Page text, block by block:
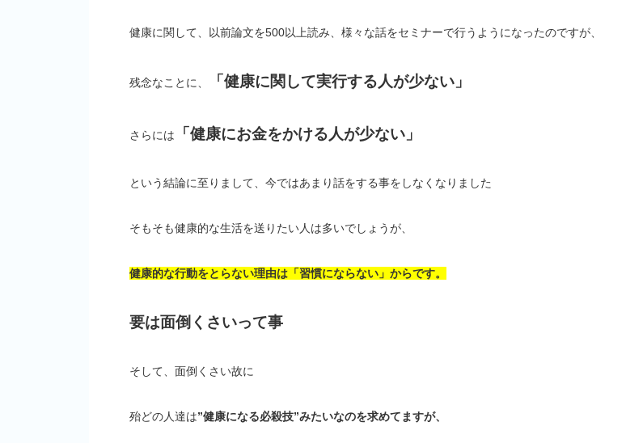
健康に関して、以前論文を500以上読み、様々な話をセミナーで行うようになったのですが、
残念なことに、 「健康に関して実行する人が少ない」
さらには 「健康にお金をかける人が少ない」
という結論に至りまして、今ではあまり話をする事をしなくなりました
そもそも健康的な生活を送りたい人は多いでしょうが、
健康的な行動をとらない理由は「習慣にならない」からです。
要は面倒くさいって事
そして、面倒くさい故に
殆どの人達は”健康になる必殺技”みたいなのを求めてますが、